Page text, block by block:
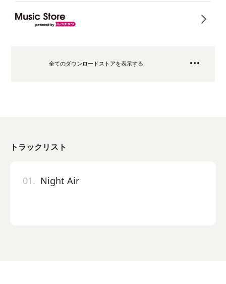
全てのダウンロードストアを表示する
トラックリスト
01. Night Air